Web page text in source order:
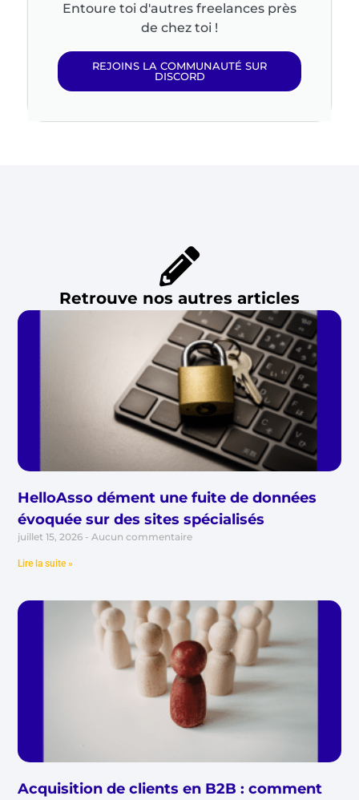
Entoure toi d'autres freelances près
de chez toi !
REJOINS LA COMMUNAUTÉ SUR
DISCORD
Retrouve nos autres articles
HelloAsso dément une fuite de données
évoquée sur des sites spécialisés
juillet 15, 2026 Aucun commentaire
Lire la suite »
Acquisition de clients en B2B : comment